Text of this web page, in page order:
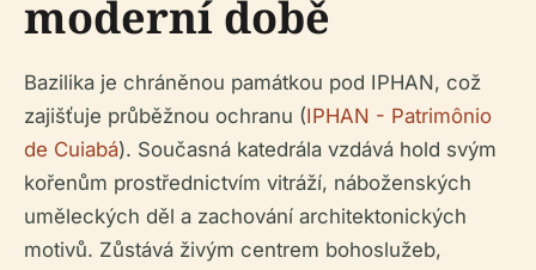
moderní době
Bazilika je chráněnou památkou pod IPHAN, což
zajišťuje průběžnou ochranu (IPHAN - Patrimônio
de Cuiabá). Současná katedrála vzdává hold svým
kořenům prostřednictvím vitráží, náboženských
uměleckých děl a zachování architektonických
motivů. Zůstává živým centrem bohoslužeb,